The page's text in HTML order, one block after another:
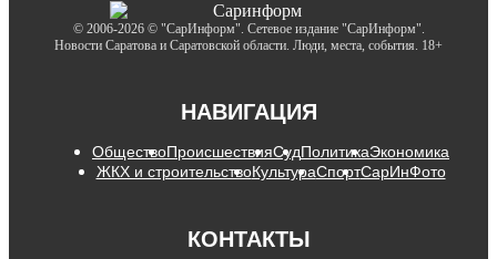
© 2006-2026 © "СарИнформ". Сетевое издание "СарИнформ".
Новости Саратова и Саратовской области. Люди, места, события. 18+
НАВИГАЦИЯ
ОбществоПроисшествияСудПолитикаЭкономика
ЖКХ и строительствоКультураСпортСарИнФото
КОНТАКТЫ